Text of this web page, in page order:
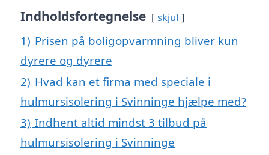
Indholdsfortegnelse skjul
1) Prisen på boligopvarmning bliver kun
dyrere og dyrere
2) Hvad kan et firma med speciale i
hulmursisolering i Svinninge hjælpe med?
3) Indhent altid mindst 3 tilbud på
hulmursisolering i Svinninge